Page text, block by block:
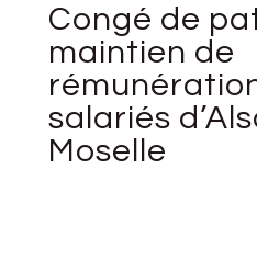
Congé de
maintien de
salariés
Moselle